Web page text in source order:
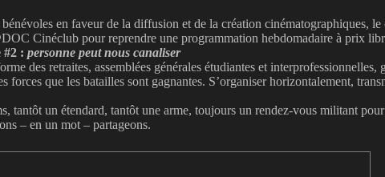
en faveur de la diffusion et de la création cinématographiques,
Cinéclub pour reprendre une programmation hebdomadaire à prix
#2 : personne peut nous canaliser
des retraites, assemblées générales étudiantes et
forces que les batailles sont gagnantes. S’organiser horizontalement,
tantôt un étendard, tantôt une arme, toujours un rendez-vous militant
– en un mot – partageons.